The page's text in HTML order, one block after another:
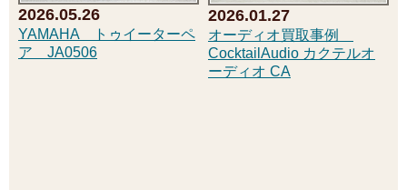
2026.05.26
YAMAHA トゥイーターペ
ア JA0506
2026.01.27
オーディオ買取事例
CocktailAudio カクテルオ
ーディオ CA